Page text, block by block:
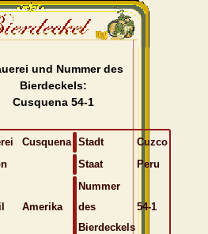
und Nummer des
Bierdeckels:
Cusquena 54-1
Cusquena Stadt
Cuzco
Staat Peru
Amerika
Nummer
des
Bierdeckels
54-1